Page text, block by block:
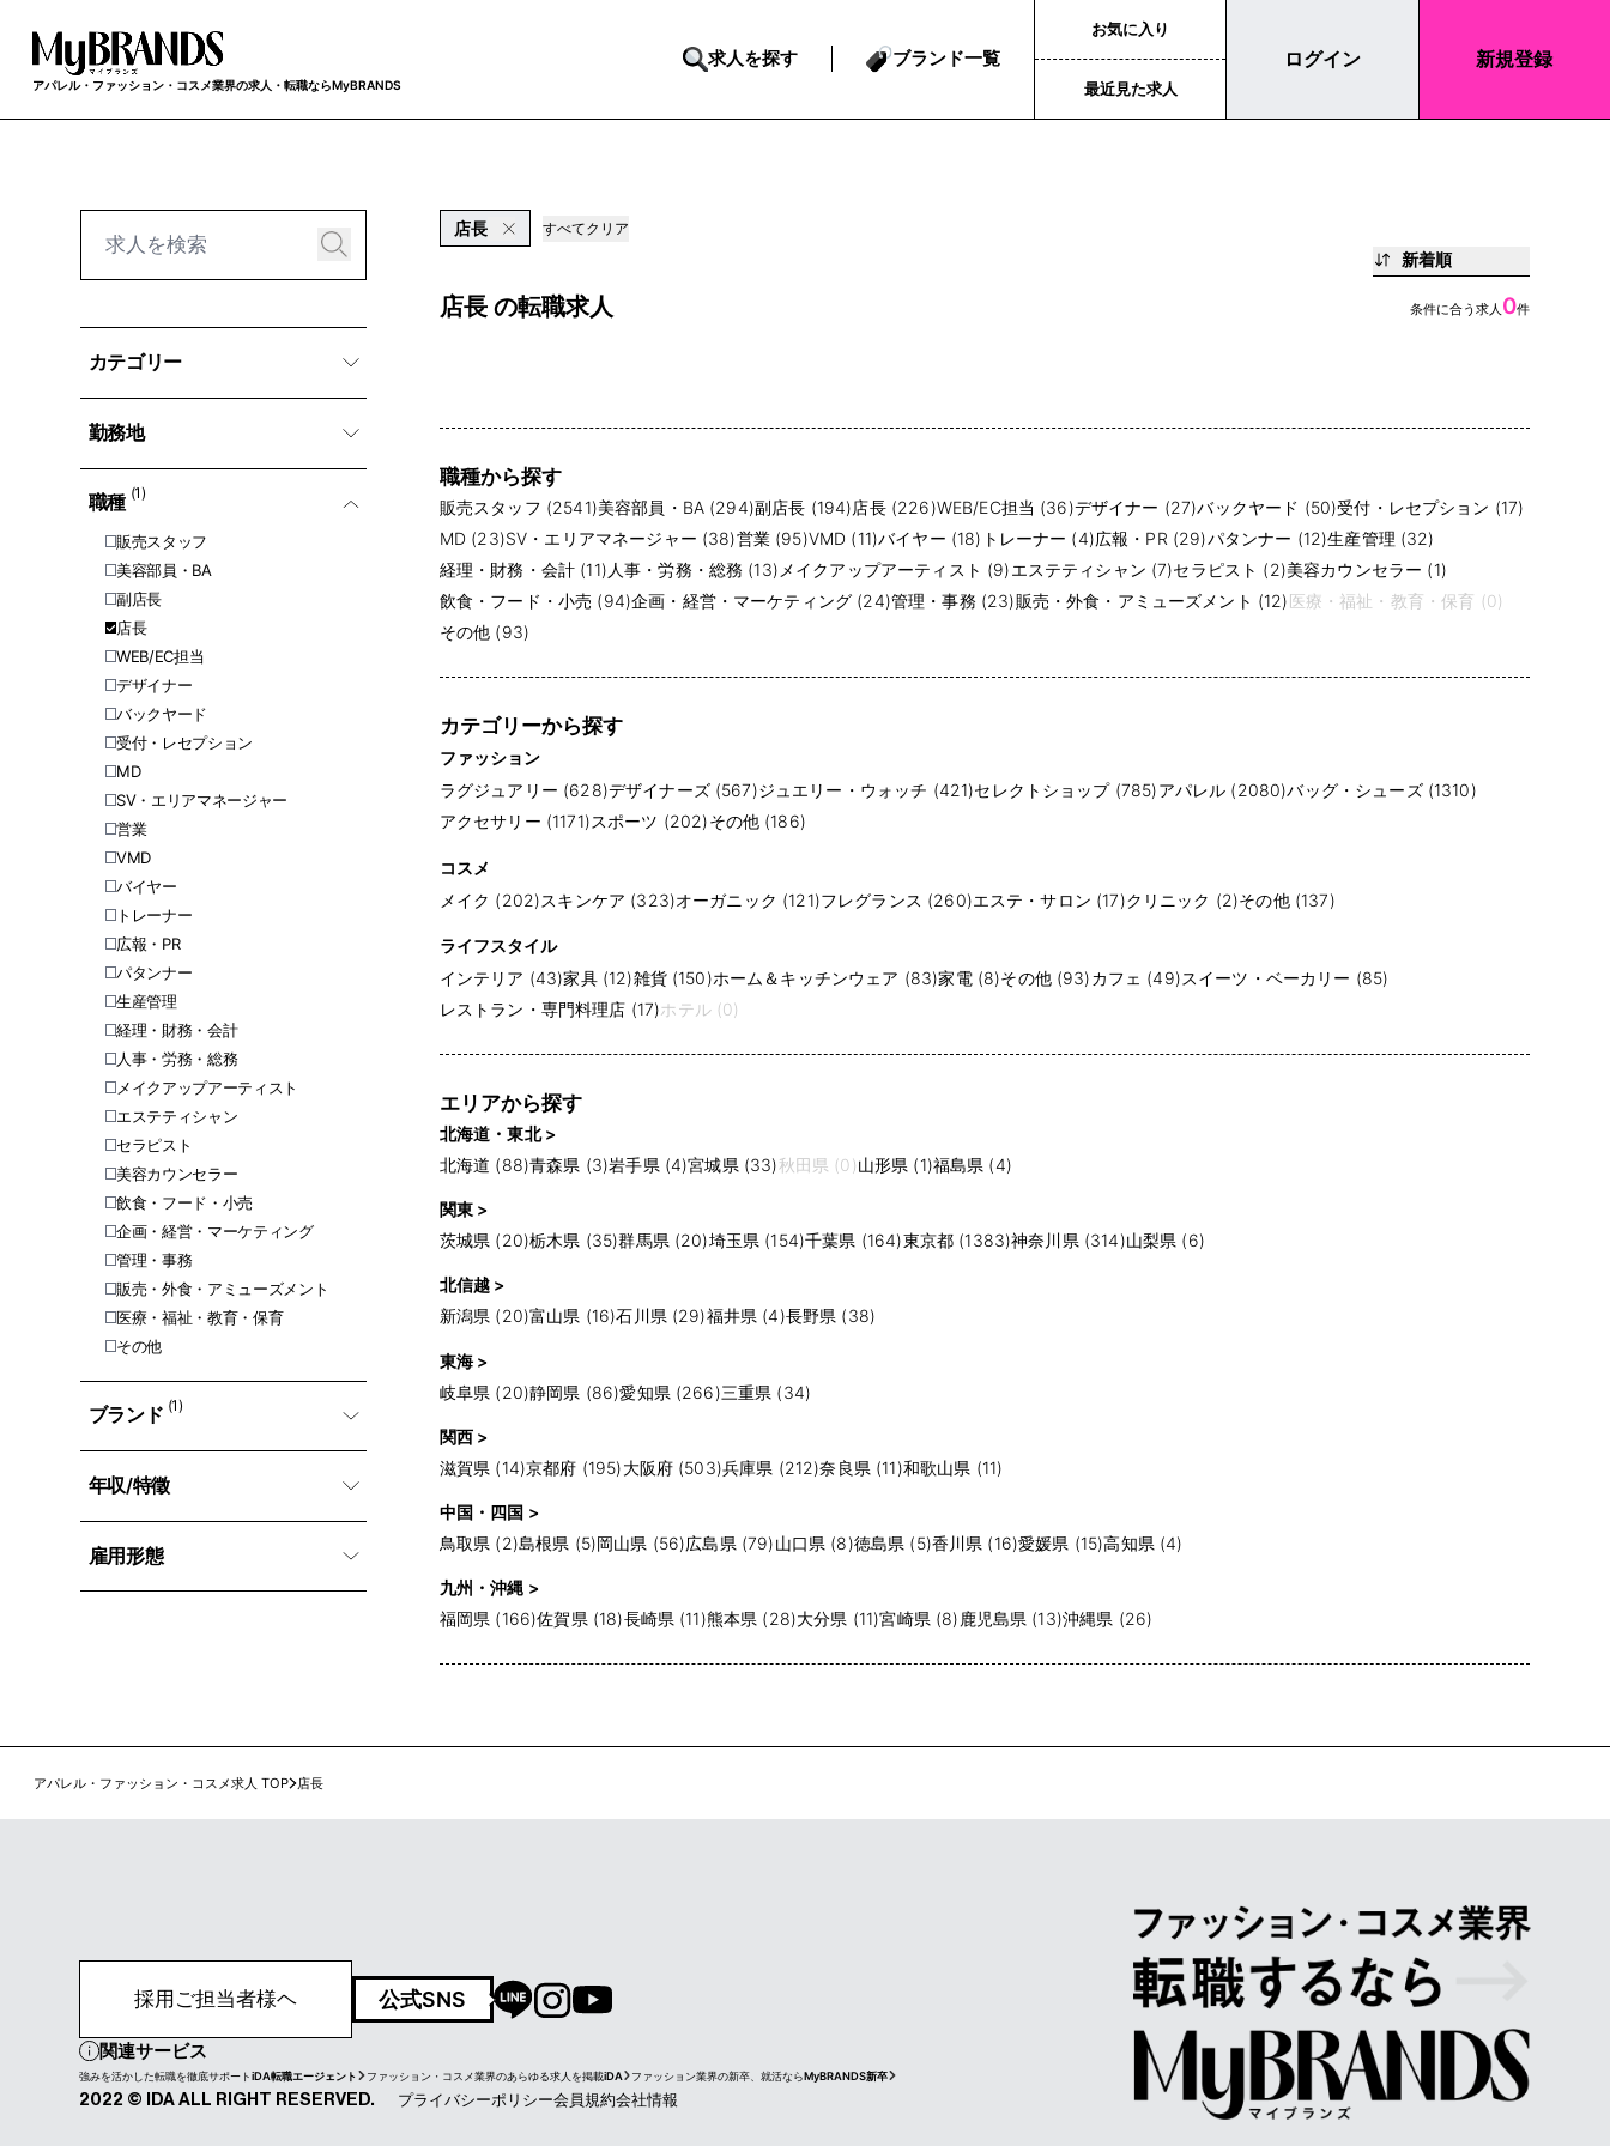
アパレル・ファッション・コスメ業界の求人・転職ならMyBRANDS
求人を探す ブランド一覧
お気に入り
最近見た求人
ログイン 新規登録
カテゴリー
勤務地
職種 (1)
販売スタッフ
美容部員・BA
副店長
店長
WEB/EC担当
デザイナー
バックヤード
受付・レセプション
MD
SV・エリアマネージャー
営業
VMD
バイヤー
トレーナー
広報・PR
パタンナー
生産管理
経理・財務・会計
人事・労務・総務
メイクアップアーティスト
エステティシャン
セラピスト
美容カウンセラー
飲食・フード・小売
企画・経営・マーケティング
管理・事務
販売・外食・アミューズメント
医療・福祉・教育・保育
その他
ブランド (1)
年収/特徵
雇用形態
店長 すべてクリア
新着順
店長 の転職求人 条件に合う求人 0件
職種から探す
販売スタッフ (2541)美容部員・BA (294)副店長 (194)店長 (226)WEB/EC担当 (36)デザイナー (27)バックヤード (50)受付・レセプション (17)
MD (23)SV・エリアマネージャー (38)営業 (95)VMD (11)バイヤー (18) トレーナー (4)広報・PR (29)パタンナー (12)生産管理 (32)
経理・財務・会計 (11) 人事・労務・総務 (13) メイクアップアーティスト (9)エステティシャン (7)セラピスト (2)美容カウンセラー (1)
飲食・フード・小売 (94)企画・経営・マーケティング (24)管理・事務 (23)販売・外食・アミューズメント (12)医療・福祉・教育・保育 (0)
その他 (93)
カテゴリーから探す
ファッション
ラグジュアリー (628)デザイナーズ (567)ジュエリー・ウォッチ (421)セレクトショップ (785)アパレル (2080)バッグ・シューズ (1310)
アクセサリー (1171)スポーツ (202)その他 (186)
コスメ
メイク (202)スキンケア (323)オーガニック (121)フレグランス (260)エステ・サロン (17)クリニック (2)その他 (137)
ライフスタイル
インテリア (43)家具 (12)雑貨 (150)ホーム＆キッチンウェア (83)家電 (8)その他 (93)カフェ (49)スイーツ・ベーカリー (85)
レストラン・専門料理店 (17)ホテル (0)
エリアから探す
北海道・東北 >
北海道 (88)青森県 (3)岩手県 (4)宮城県 (33)秋田県 (0)山形県 (1)福島県 (4)
関東 >
茨城県 (20)栃木県 (35)群馬県 (20)埼玉県 (154)千葉県 (164)東京都 (1383)神奈川県 (314)山梨県 (6)
北信越 >
新潟県 (20)富山県 (16)石川県 (29)福井県 (4)長野県 (38)
東海 >
岐阜県 (20)静岡県 (86)愛知県 (266)三重県 (34)
関西 >
滋賀県 (14)京都府 (195)大阪府 (503)兵庫県 (212)奈良県 (11)和歌山県 (11)
中国・四国 >
鳥取県 (2)島根県 (5)岡山県 (56)広島県 (79)山口県 (8)徳島県 (5)香川県 (16)愛媛県 (15)高知県 (4)
九州・沖縄 >
福岡県 (166)佐賀県 (18)長崎県 (11)熊本県 (28)大分県 (11)宮崎県 (8) 鹿児島県 (13)沖縄県 (26)
アパレル・ファッション・コスメ求人 TOP 店長
採用ご担当者様ヘ 公式SNS
関連サービス
強みを活かした転職を徹底サポートiDA転職エージェント ファッション・コスメ業界のあらゆる求人を掲載iDA ファッション業界の新卒、就活ならMyBRANDS新卒
2022 © IDA ALL RIGHT RESERVED. プライバシーポリシー会員規約会社情報